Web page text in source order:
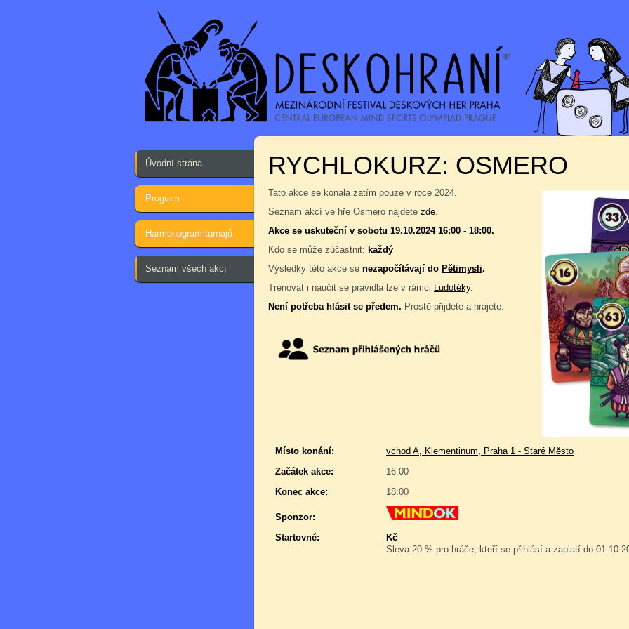
Úvodní strana
Program
Harmonogram turnajů
Seznam všech akcí
RYCHLOKURZ: OSMERO
Tato akce se konala zatím pouze v roce 2024.
Seznam akcí ve hře Osmero najdete zde.
Akce se uskuteční v sobotu 19.10.2024 16:00 - 18:00.
Kdo se může zúčastnit: každý
Výsledky této akce se nezapočítávají do Pětimysli.
Trénovat i naučit se pravidla lze v rámci Ludotéky.
Není potřeba hlásit se předem. Prostě přijdete a hrajete.
Místo konání:
vchod A, Klementinum, Praha 1 - Staré Město
Začátek akce:
16:00
Konec akce:
18:00
Sponzor:
Startovné:
Kč
Sleva 20 % pro hráče, kteří se přihlásí a zaplatí do